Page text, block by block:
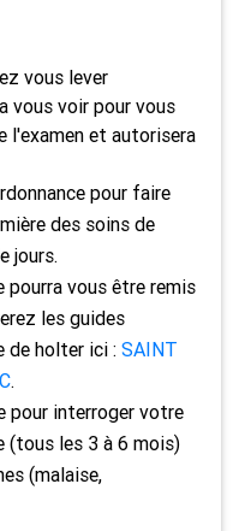
vous lever
vous voir pour vous
l'examen et autorisera
pour faire
des soins de
jours.
vous être remis
les guides
de holter ici : SAINT
.
pour interroger votre
(tous les 3 à 6 mois)
(malaise,